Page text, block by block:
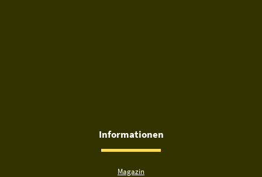
Informationen
Magazin